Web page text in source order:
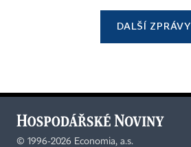
DALŠÍ ZPRÁVY
© 1996-2026 Economia, a.s.